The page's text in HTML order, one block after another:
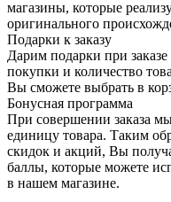
магазины, которые
оригинального
Подарки к заказу
Дарим подарки при
покупки и количество
Вы сможете выбрать в
Бонусная программа
При совершении заказа
единицу товара. Таким
скидок и акций, Вы
баллы, которые можете
в нашем магазине.